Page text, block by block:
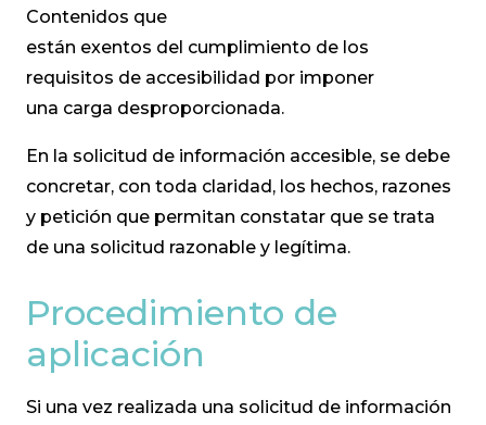
Contenidos que
están exentos del cumplimiento de los
requisitos de accesibilidad por imponer
una carga desproporcionada.
En la solicitud de información accesible, se debe
concretar, con toda claridad, los hechos, razones
y petición que permitan constatar que se trata
de una solicitud razonable y legítima.
Procedimiento de
aplicación
Si una vez realizada una solicitud de información